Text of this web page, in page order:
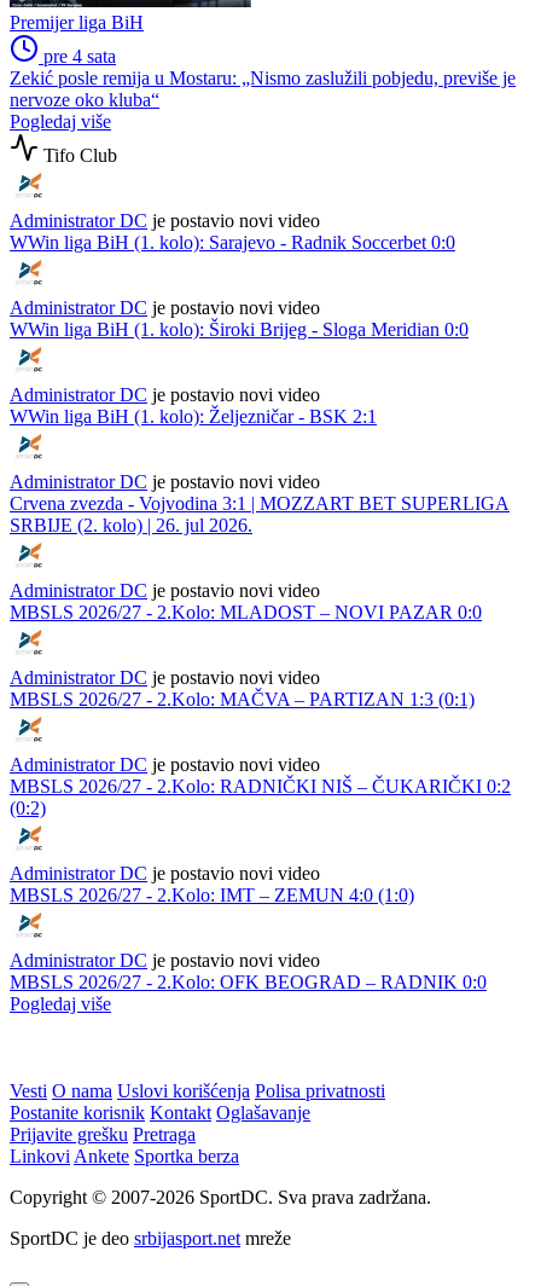
Premijer liga BiH
pre 4 sata
Zekić posle remija u Mostaru: „Nismo zaslužili pobjedu, previše je
nervoze oko kluba“
Pogledaj više
Tifo Club
Administrator DC je postavio novi video
WWin liga BiH (1. kolo): Sarajevo - Radnik Soccerbet 0:0
Administrator DC je postavio novi video
WWin liga BiH (1. kolo): Široki Brijeg - Sloga Meridian 0:0
Administrator DC je postavio novi video
WWin liga BiH (1. kolo): Željezničar - BSK 2:1
Administrator DC je postavio novi video
Crvena zvezda - Vojvodina 3:1 | MOZZART BET SUPERLIGA
SRBIJE (2. kolo) | 26. jul 2026.
Administrator DC je postavio novi video
MBSLS 2026/27 - 2.Kolo: MLADOST – NOVI PAZAR 0:0
Administrator DC je postavio novi video
MBSLS 2026/27 - 2.Kolo: MAČVA – PARTIZAN 1:3 (0:1)
Administrator DC je postavio novi video
MBSLS 2026/27 - 2.Kolo: RADNIČKI NIŠ – ČUKARIČKI 0:2
(0:2)
Administrator DC je postavio novi video
MBSLS 2026/27 - 2.Kolo: IMT – ZEMUN 4:0 (1:0)
Administrator DC je postavio novi video
MBSLS 2026/27 - 2.Kolo: OFK BEOGRAD – RADNIK 0:0
Pogledaj više
Vesti O nama Uslovi korišćenja Polisa privatnosti
Postanite korisnik Kontakt Oglašavanje
Prijavite grešku Pretraga
Linkovi Ankete Sportka berza
Copyright © 2007-2026 SportDC. Sva prava zadržana.
SportDC je deo srbijasport.net mreže